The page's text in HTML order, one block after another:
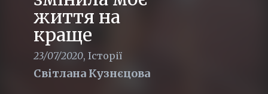
життя на
краще
23/07/2020, Історії
Світлана Кузнєцова